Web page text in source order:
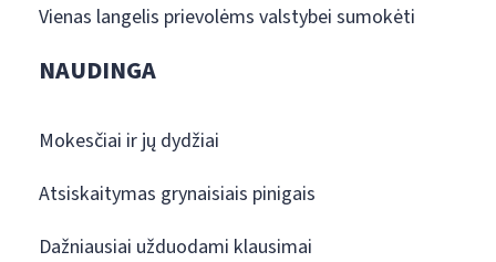
Vienas langelis prievolėms valstybei sumokėti
NAUDINGA
Mokesčiai ir jų dydžiai
Atsiskaitymas grynaisiais pinigais
Dažniausiai užduodami klausimai